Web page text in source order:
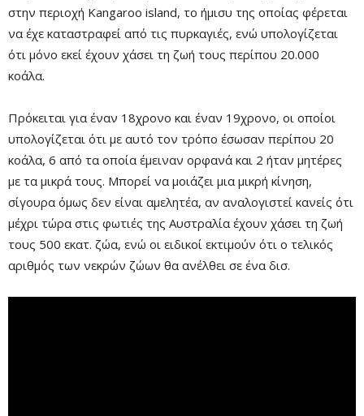
Remaining
Time
-0:00
Mute
στην περιοχή Kangaroo island, το ήμισυ της οποίας φέρεται
να έχε καταστραφεί από τις πυρκαγιές, ενώ υπολογίζεται
ότι μόνο εκεί έχουν χάσει τη ζωή τους περίπου 20.000
κοάλα.
Πρόκειται για έναν 18χρονο και έναν 19χρονο, οι οποίοι
υπολογίζεται ότι με αυτό τον τρόπο έσωσαν περίπου 20
κοάλα, 6 από τα οποία έμειναν ορφανά και 2 ήταν μητέρες
με τα μικρά τους. Μπορεί να μοιάζει μια μικρή κίνηση,
σίγουρα όμως δεν είναι αμελητέα, αν αναλογιστεί κανείς ότι
μέχρι τώρα στις φωτιές της Αυστραλία έχουν χάσει τη ζωή
τους 500 εκατ. ζώα, ενώ οι ειδικοί εκτιμούν ότι ο τελικός
αριθμός των νεκρών ζώων θα ανέλθει σε ένα δισ.